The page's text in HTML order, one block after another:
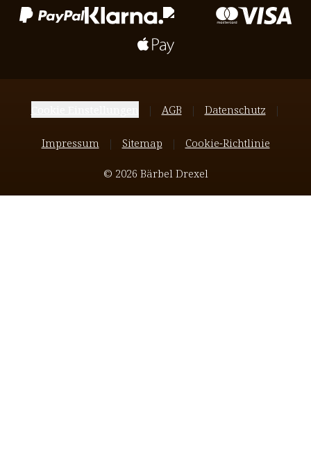
AGB Datenschutz
Impressum Sitemap Cookie-Richtlinie
© 2026 Bärbel Drexel